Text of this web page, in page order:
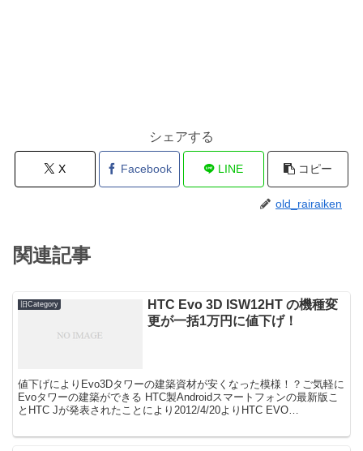
シェアする
X Facebook LINE コピー
old_rairaiken
関連記事
旧Category
HTC Evo 3D ISW12HT の機種変
更が一括1万円に値下げ！
値下げによりEvo3Dタワーの建築資材が安くなった模様！？ご気軽に
Evoタワーの建築ができる HTC製Androidスマートフォンの最新版こ
とHTC Jが発表されたことにより2012/4/20よりHTC EVO